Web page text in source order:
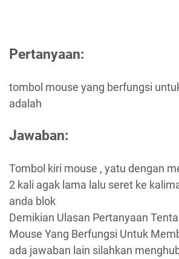
Pertanyaan:
tombol mouse yang berfungsi
adalah
Jawaban:
Tombol kiri mouse , yatu dengan
2 kali agak lama lalu seret ke
anda blok
Demikian Ulasan Pertanyaan
Mouse Yang Berfungsi Untuk
ada jawaban lain silahkan